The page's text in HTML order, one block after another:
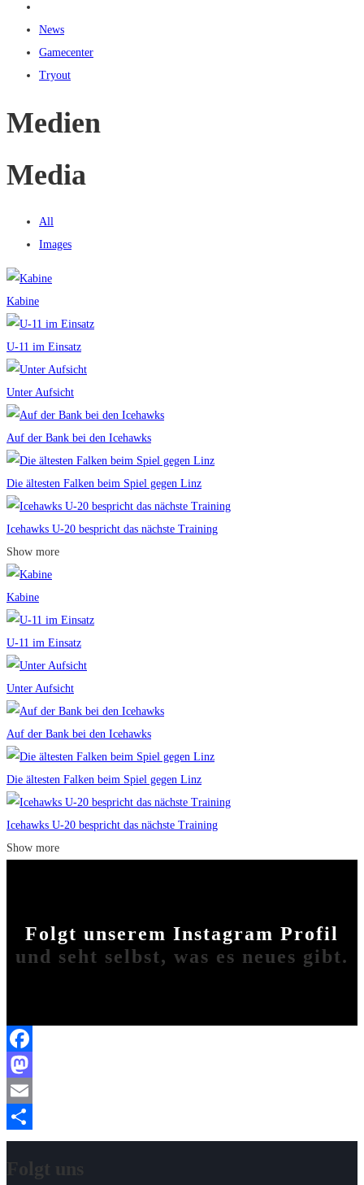
News
Gamecenter
Tryout
Medien
Media
All
Images
Kabine
U-11 im Einsatz
Unter Aufsicht
Auf der Bank bei den Icehawks
Die ältesten Falken beim Spiel gegen Linz
Icehawks U-20 bespricht das nächste Training
Show more
Kabine
U-11 im Einsatz
Unter Aufsicht
Auf der Bank bei den Icehawks
Die ältesten Falken beim Spiel gegen Linz
Icehawks U-20 bespricht das nächste Training
Show more
Folgt unserem Instagram Profil
und seht selbst, was es neues gibt.
Facebook
Mastodon
Email
Share
Folgt uns